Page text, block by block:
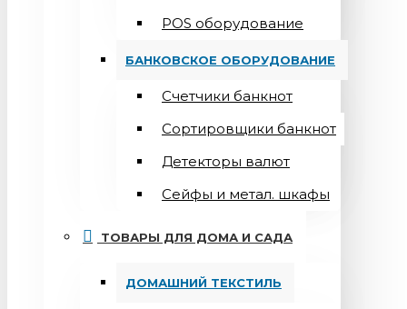
POS оборудование
БАНКОВСКОЕ ОБОРУДОВАНИЕ
Счетчики банкнот
Сортировщики банкнот
Детекторы валют
Сейфы и метал. шкафы
ТОВАРЫ ДЛЯ ДОМА И САДА
ДОМАШНИЙ ТЕКСТИЛЬ